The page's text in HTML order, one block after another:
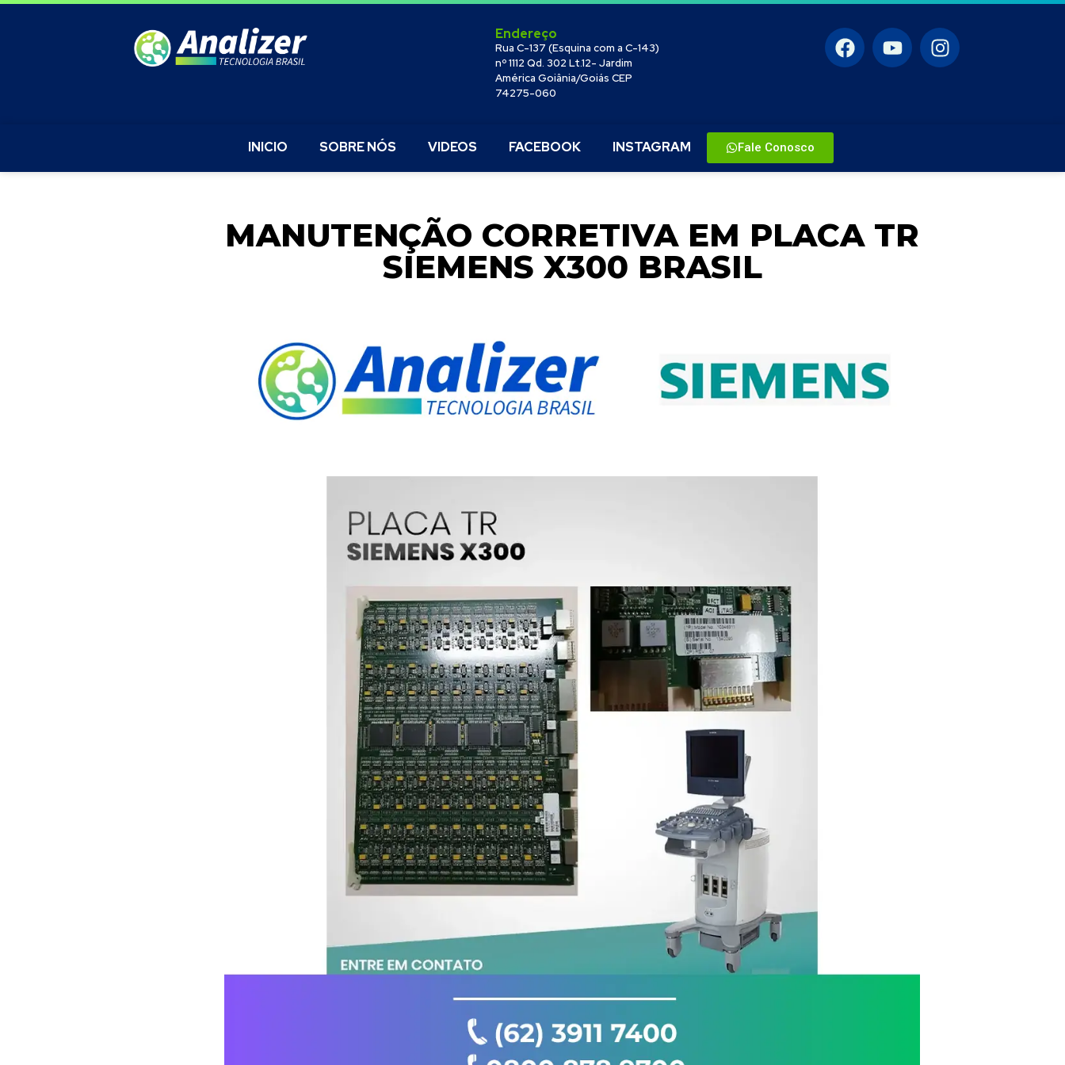
Endereço
Rua C-137 (Esquina com a C-143)
nº 1112 Qd. 302 Lt.12- Jardim
América Goiânia/Goiás CEP
74275-060
INICIO SOBRE NÓS VIDEOS FACEBOOK INSTAGRAM Fale Conosco
MANUTENÇÃO CORRETIVA EM PLACA TR
SIEMENS X300 BRASIL